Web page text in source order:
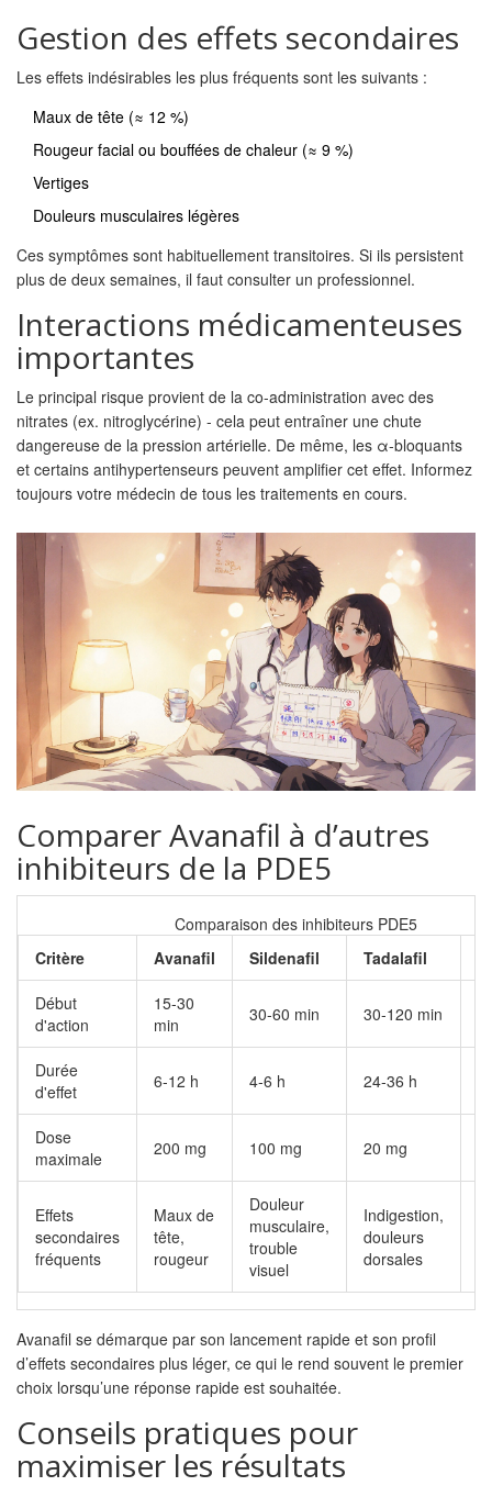
Gestion des effets secondaires
Les effets indésirables les plus fréquents sont les suivants :
Maux de tête (≈ 12 %)
Rougeur facial ou bouffées de chaleur (≈ 9 %)
Vertiges
Douleurs musculaires légères
Ces symptômes sont habituellement transitoires. Si ils persistent
plus de deux semaines, il faut consulter un professionnel.
Interactions médicamenteuses
importantes
Le principal risque provient de la co‑administration avec des
nitrates (ex. nitroglycérine) - cela peut entraîner une chute
dangereuse de la pression artérielle. De même, les α‑bloquants
et certains antihypertenseurs peuvent amplifier cet effet. Informez
toujours votre médecin de tous les traitements en cours.
Comparer Avanafil à d’autres
inhibiteurs de la PDE5
Comparaison des inhibiteurs PDE5
Critère
Avanafil Sildenafil Tadalafil
Début
d'action
15‑30
min
30‑60 min 30‑120 min
Durée
d'effet
6‑12 h 4‑6 h 24‑36 h
Dose
maximale
200 mg 100 mg 20 mg
Effets
secondaires
fréquents
Maux de
tête,
rougeur
Douleur
musculaire,
trouble
visuel
Indigestion,
douleurs
dorsales
Avanafil se démarque par son lancement rapide et son profil
d’effets secondaires plus léger, ce qui le rend souvent le premier
choix lorsqu’une réponse rapide est souhaitée.
Conseils pratiques pour
maximiser les résultats